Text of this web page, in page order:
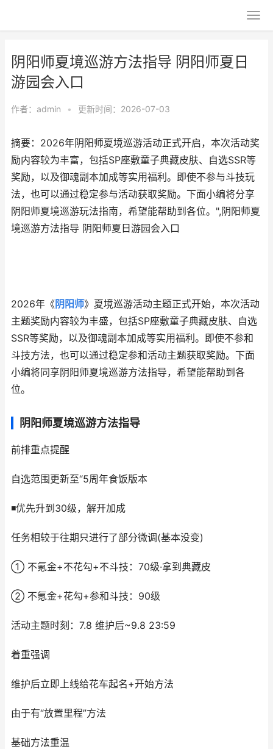
阴阳师夏境巡游方法指导 阴阳师夏日
游园会入口
作者： admin • 更新时间：2026-07-03
摘要：2026年阴阳师夏境巡游活动正式开启，本次活动奖
励内容较为丰富，包括SP座敷童子典藏皮肤、自选SSR等
奖励，以及御魂副本加成等实用福利。即使不参与斗技玩
法，也可以通过稳定参与活动获取奖励。下面小编将分享
阴阳师夏境巡游玩法指南，希望能帮助到各位。",阴阳师夏
境巡游方法指导 阴阳师夏日游园会入口
2026年《阴阳师》夏境巡游活动主题正式开始，本次活动
主题奖励内容较为丰盛，包括SP座敷童子典藏皮肤、自选
SSR等奖励，以及御魂副本加成等实用福利。即使不参和
斗技方法，也可以通过稳定参和活动主题获取奖励。下面
小编将同享阴阳师夏境巡游方法指导，希望能帮助到各
位。
阴阳师夏境巡游方法指导
前排重点提醒
自选范围更新至“5周年食饭版本
◾优先升到30级，解开加成
任务相较于往期只进行了部分微调(基本没变)
① 不氪金+不花勾+不斗技：70级·拿到典藏皮
② 不氪金+花勾+参和斗技：90级
活动主题时刻：7.8 维护后~9.8 23:59
着重强调
维护后立即上线给花车起名+开始方法
由于有“放置里程”方法
基础方法重温